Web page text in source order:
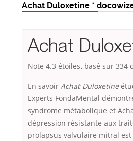
Achat Duloxetine *
Achat
Note 4.3 étoiles, basé sur 334
En savoir Achat Duloxetine
Experts FondaMental
syndrome métabolique et
dépression résistante aux
prolapsus valvulaire mitral